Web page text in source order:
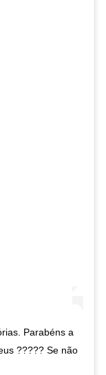
Parabéns a
????? Se não